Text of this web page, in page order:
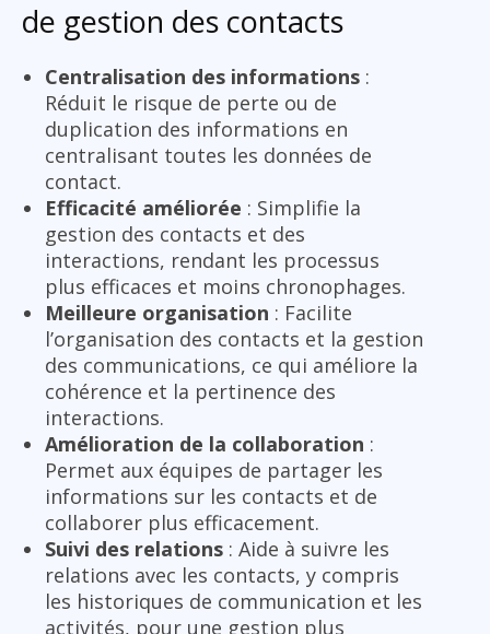
de gestion des contacts
Centralisation des informations :
Réduit le risque de perte ou de
duplication des informations en
centralisant toutes les données de
contact.
Efficacité améliorée : Simplifie la
gestion des contacts et des
interactions, rendant les processus
plus efficaces et moins chronophages.
Meilleure organisation : Facilite
l’organisation des contacts et la gestion
des communications, ce qui améliore la
cohérence et la pertinence des
interactions.
Amélioration de la collaboration :
Permet aux équipes de partager les
informations sur les contacts et de
collaborer plus efficacement.
Suivi des relations : Aide à suivre les
relations avec les contacts, y compris
les historiques de communication et les
activités, pour une gestion plus